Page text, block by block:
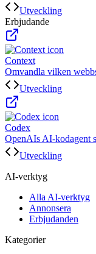
Utveckling
Erbjudande
Context
Omvandla vilken
Utveckling
Codex
OpenAIs AI-kodagent
Utveckling
AI-verktyg
Alla AI-verktyg
Annonsera
Erbjudanden
Kategorier